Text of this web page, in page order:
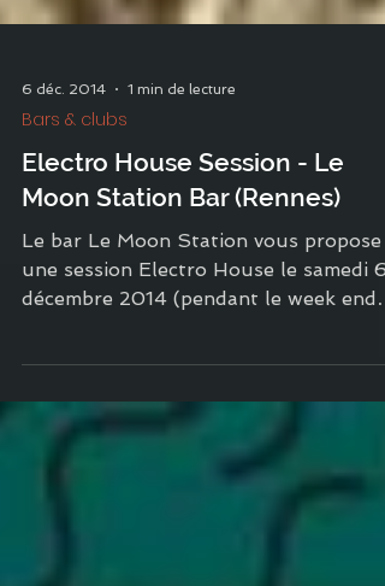
6 déc. 2014 1 min de lecture
Bars & clubs
Electro House Session - Le
Moon Station Bar (Rennes)
Le bar Le Moon Station vous propose
des Trans Musicales de...